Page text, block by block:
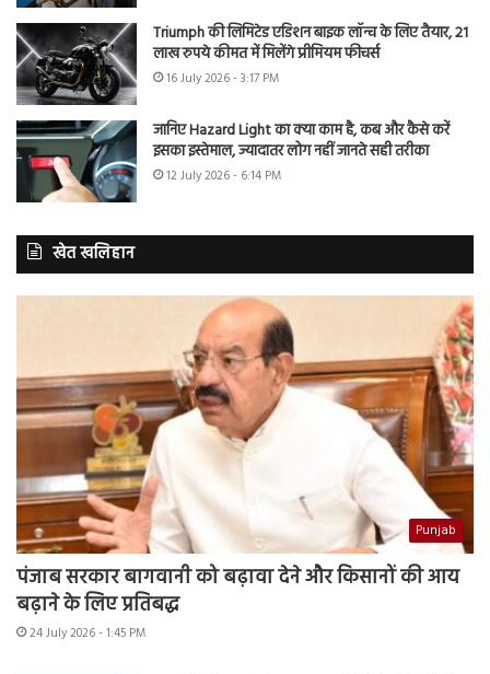
Triumph की लिमिटेड एडिशन बाइक लॉन्च के लिए तैयार, 21
लाख रुपये कीमत में मिलेंगे प्रीमियम फीचर्स
16 July 2026 - 3:17 PM
जानिए Hazard Light का क्या काम है, कब और कैसे करें
इसका इस्तेमाल, ज्यादातर लोग नहीं जानते सही तरीका
12 July 2026 - 6:14 PM
खेत खलिहान
Punjab
पंजाब सरकार बागवानी को बढ़ावा देने और किसानों की आय
बढ़ाने के लिए प्रतिबद्ध
24 July 2026 - 1:45 PM